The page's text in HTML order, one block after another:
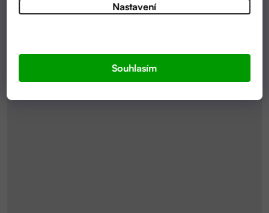
Nastavení
Souhlasím